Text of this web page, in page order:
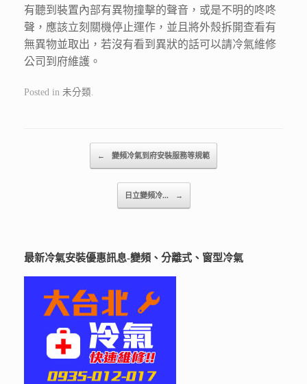
有聽到裝置內部有異物撞擊的聲音，或是不明的咚咚
聲，應該立刻關機停止運作，並且將外殼拆開查看有
無異物並取出，若沒有看到異狀的話可以請冷氣維修
公司到府維護。
Posted in 未分類
← 變頻冷氣到府安裝服務等規範
日立變頻冷... →
最新冷氣安裝優惠訊息-變頻、分離式、窗型冷氣